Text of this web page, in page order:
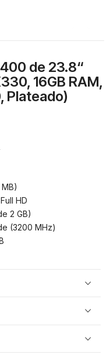
de 23.8“
16GB RAM,
Plateado)
HD
2 GB)
(3200 MHz)